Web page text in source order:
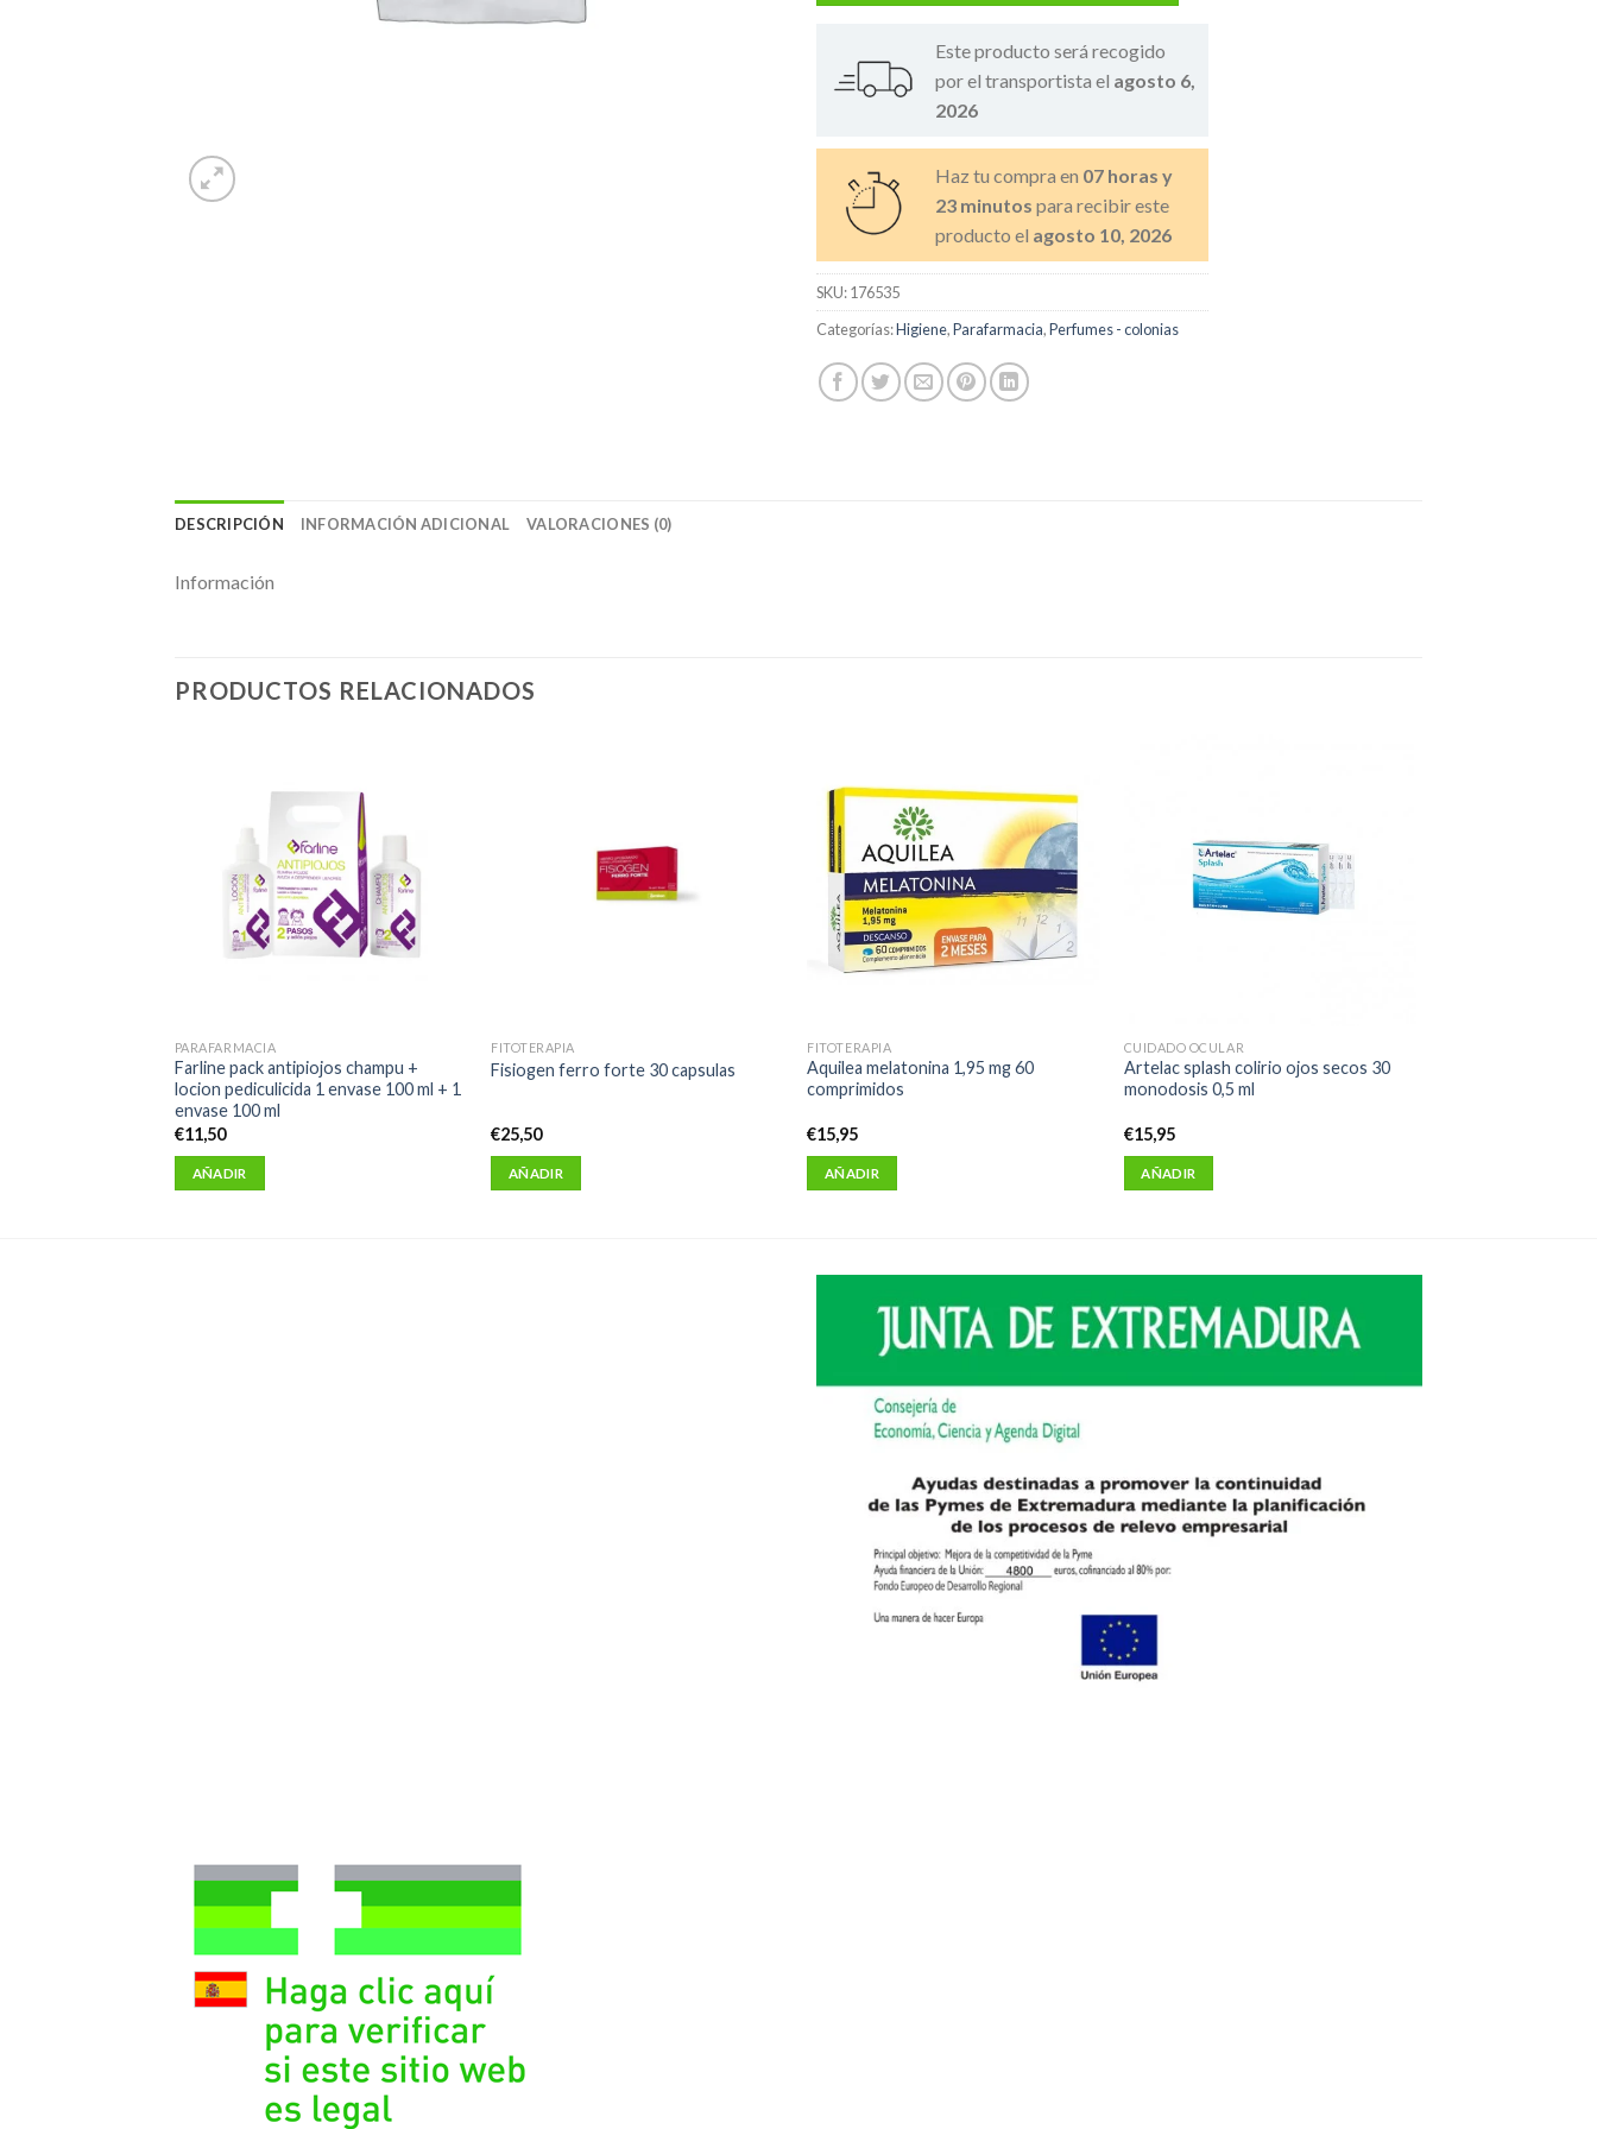
Este producto será recogido
por el transportista el agosto 6,
2026
Haz tu compra en 07 horas y
23 minutos para recibir este
producto el agosto 10, 2026
SKU:176535
Categorías:Higiene,Parafarmacia,Perfumes - colonias
DESCRIPCIÓN INFORMACIÓN ADICIONAL VALORACIONES (0)
Información
PRODUCTOS RELACIONADOS
PARAFARMACIA
Farline pack antipiojos champu +
locion pediculicida 1 envase 100 ml + 1
envase 100 ml
€11,50
AÑADIR
FITOTERAPIA
Fisiogen ferro forte 30 capsulas
€25,50
AÑADIR
FITOTERAPIA
Aquilea melatonina 1,95 mg 60
comprimidos
€15,95
AÑADIR
CUIDADO OCULAR
Artelac splash colirio ojos secos 30
monodosis 0,5 ml
€15,95
AÑADIR